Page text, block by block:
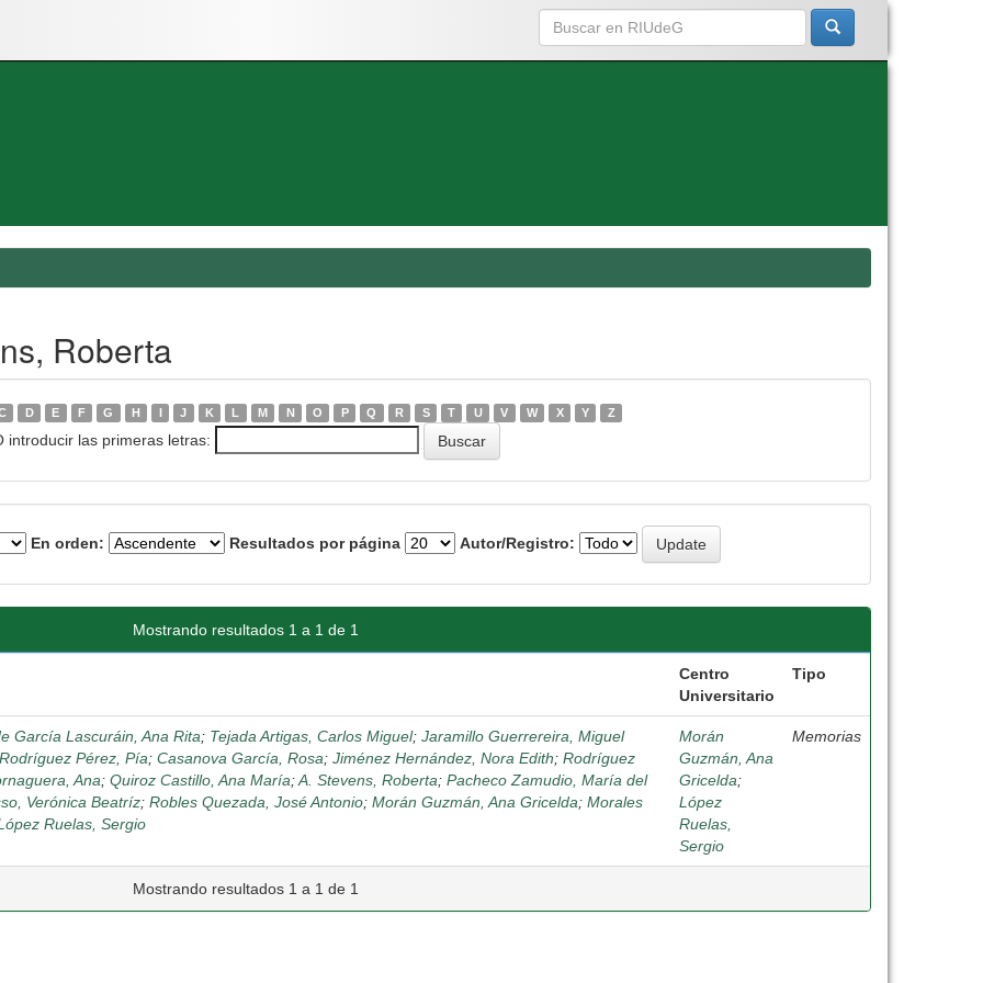
Roberta
D E F G H I J K L M N O P Q R S T U V W X Y Z
introducir las primeras letras:
En orden: Resultados por página Autor/Registro:
Mostrando resultados 1 a 1 de 1
Centro
Universitario
Tipo
García Lascuráin, Ana Rita; Tejada Artigas, Carlos Miguel; Jaramillo Guerrereira, Miguel
Rodríguez Pérez, Pía; Casanova García, Rosa; Jiménez Hernández, Nora Edith; Rodríguez
Ana; Quiroz Castillo, Ana María;A. Stevens, Roberta; Pacheco Zamudio, María del
Verónica Beatríz; Robles Quezada, José Antonio; Morán Guzmán, Ana Gricelda; Morales
Ruelas, Sergio
Morán
Guzmán, Ana
Gricelda;
López
Ruelas,
Sergio
Memorias
Mostrando resultados 1 a 1 de 1